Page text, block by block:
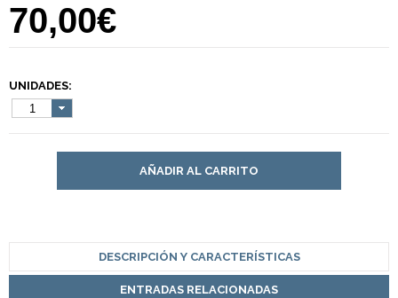
70,00€
UNIDADES:
1
AÑADIR AL CARRITO
DESCRIPCIÓN Y CARACTERÍSTICAS
ENTRADAS RELACIONADAS